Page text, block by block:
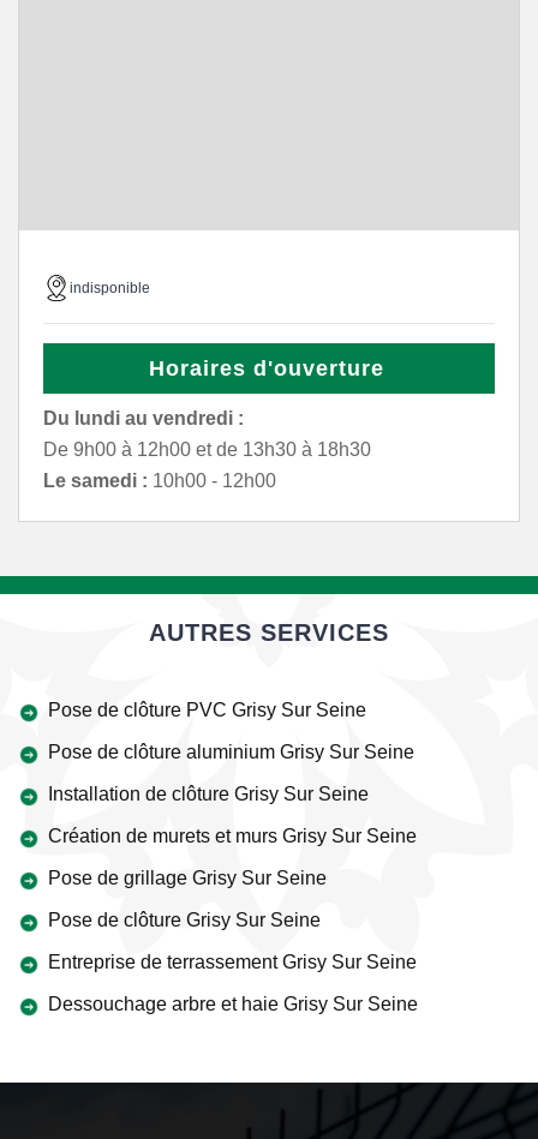
indisponible
Horaires d'ouverture
Du lundi au vendredi :
De 9h00 à 12h00 et de 13h30 à 18h30
Le samedi : 10h00 - 12h00
AUTRES SERVICES
Pose de clôture PVC Grisy Sur Seine
Pose de clôture aluminium Grisy Sur Seine
Installation de clôture Grisy Sur Seine
Création de murets et murs Grisy Sur Seine
Pose de grillage Grisy Sur Seine
Pose de clôture Grisy Sur Seine
Entreprise de terrassement Grisy Sur Seine
Dessouchage arbre et haie Grisy Sur Seine